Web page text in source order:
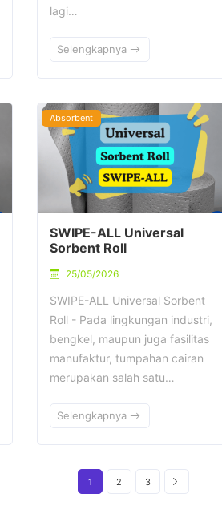
lagi…
Selengkapnya
Absorbent
SWIPE-ALL Universal
Sorbent Roll
25/05/2026
SWIPE-ALL Universal Sorbent
Roll - Pada lingkungan industri,
bengkel, maupun juga fasilitas
manufaktur, tumpahan cairan
merupakan salah satu…
Selengkapnya
1 2 3